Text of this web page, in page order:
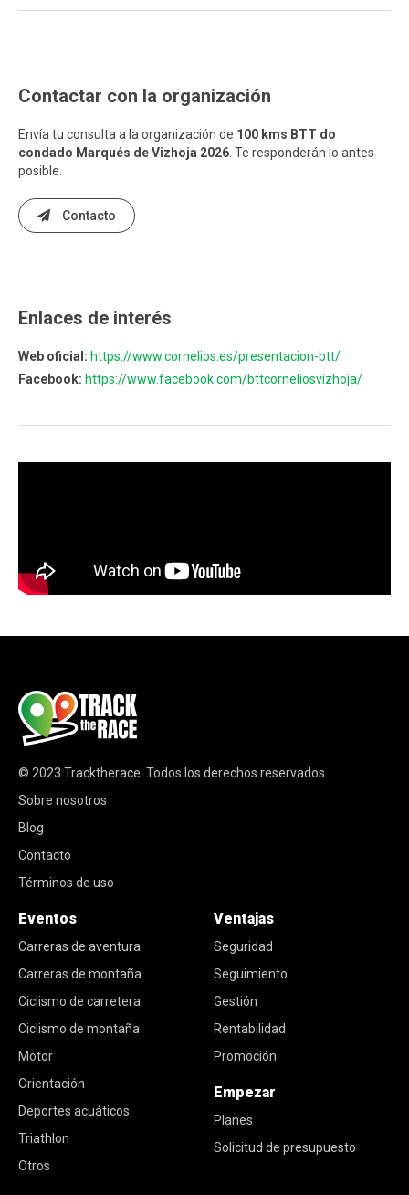
Contactar con la organización
Envía tu consulta a la organización de 100 kms BTT do
condado Marqués de Vizhoja 2026 . Te responderán lo antes
posible.
Contacto
Enlaces de interés
Web oficial: https://www.cornelios.es/presentacion-btt/
Facebook: https://www.facebook.com/bttcorneliosvizhoja/
© 2023 Tracktherace. Todos los derechos reservados.
Sobre nosotros
Blog
Contacto
Términos de uso
Eventos
Carreras de aventura
Carreras de montaña
Ciclismo de carretera
Ciclismo de montaña
Motor
Orientación
Deportes acuáticos
Triathlon
Otros
Ventajas
Seguridad
Seguimiento
Gestión
Rentabilidad
Promoción
Empezar
Planes
Solicitud de presupuesto